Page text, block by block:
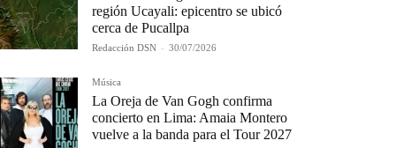
región Ucayali: epicentro se ubicó
cerca de Pucallpa
Redacción DSN - 30/07/2026
Música
La Oreja de Van Gogh confirma
concierto en Lima: Amaia Montero
vuelve a la banda para el Tour 2027